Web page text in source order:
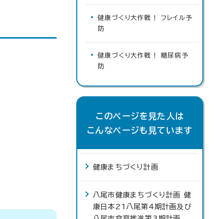
健康づくり大作戦！ フレイル予
防
健康づくり大作戦！ 糖尿病予
防
このページを見た人は
こんなページも見ています
健康まちづくり計画
八尾市健康まちづくり計画 健
康日本21八尾第4期計画及び